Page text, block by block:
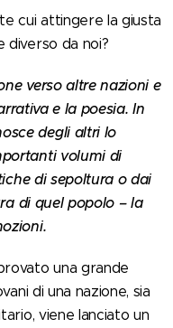
cui attingere la giusta
diverso da noi?
verso altre nazioni e
e la poesia. In
degli altri lo
volumi di
di sepoltura o dai
di quel popolo – la
una grande
di una nazione, sia
viene lanciato un